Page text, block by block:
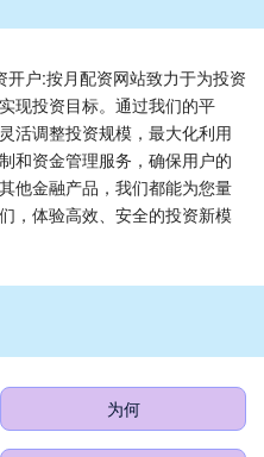
户:按月配资网站致力于为投资
现投资目标。通过我们的平
活调整投资规模，最大化利用
和资金管理服务，确保用户的
他金融产品，我们都能为您量
，体验高效、安全的投资新模
为何